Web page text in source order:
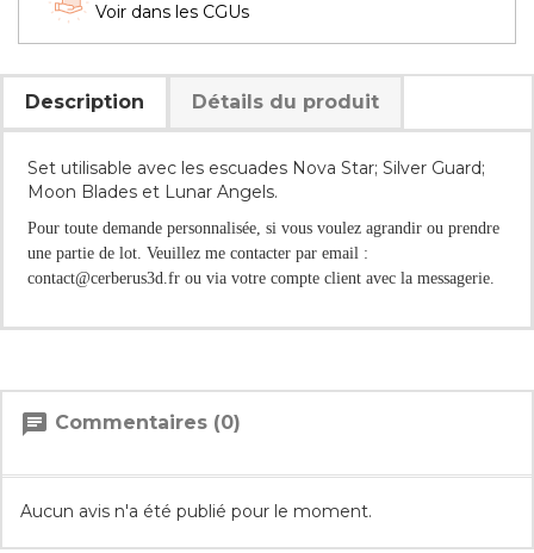
Voir dans les CGUs
Description Détails du produit
Set utilisable avec les escuades Nova Star; Silver Guard;
Moon Blades et Lunar Angels.
Pour toute demande personnalisée, si vous voulez agrandir ou prendre
une partie de lot. Veuillez me contacter par email :
contact@cerberus3d.fr ou via votre compte client avec la messagerie.
chat Commentaires (0)
Aucun avis n'a été publié pour le moment.